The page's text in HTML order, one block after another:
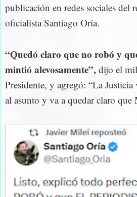
publicación en redes sociales del
oficialista Santiago Oría.
“Quedó claro que no robó y
mintió alevosamente”, dijo el
Presidente, y agregó: “La
al asunto y va a quedar claro que